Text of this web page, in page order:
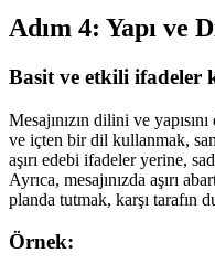
Adım 4: Yapı ve
Basit ve etkili ifadeler
Mesajınızın dilini ve
ve içten bir dil kullanmak,
aşırı edebi ifadeler yerine,
Ayrıca, mesajınızda aşırı
planda tutmak, karşı tarafın
Örnek: